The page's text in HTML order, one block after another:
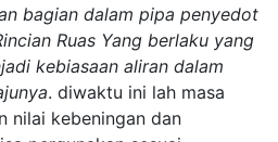
bagian dalam pipa penyedot
Ruas Yang berlaku yang
kebiasaan aliran dalam
. diwaktu ini lah masa
nilai kebeningan dan